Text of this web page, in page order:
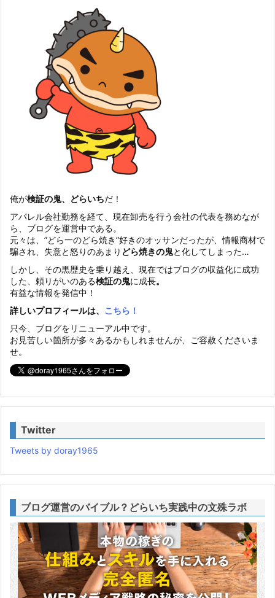
俺が検証の鬼、どらいちだ！
アパレル会社勤務を経て、現在卸売を行う会社の代表を務めなが
ら、ブログを運営中である。
元々は、”どら一のどら焼き”好きのオッサンだったが、情報商材で
騙され、失意と怒りのあまり どら焼きの鬼と化してしまった…
しかし、その黒歴史を乗り越え、現在ではブログの収益化に成功
した、頼りがいのある検証の鬼に成長。
有益な情報を発信中！
詳しいプロフィールは、 こちら！
只今、ブログをリニューアル中です。
お見苦しい箇所が多々あるかもしれませんが、ご容赦くださいま
せ。
Twitter
Tweets by doray1965
ブログ運営のバイブル？どらいち実践中の文殊ラボ